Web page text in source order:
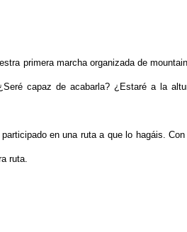
primera marcha organizada de
capaz de acabarla? ¿Estaré a la
en una ruta a que lo hagáis. Con
ruta.